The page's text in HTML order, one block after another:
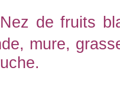
de fruits
mure,